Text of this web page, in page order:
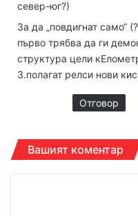
север-юг?)
За да „повдигнат само“
първо трябва да ги
структура цели
3.полагат релси нови
Отговор
Вашият коментар